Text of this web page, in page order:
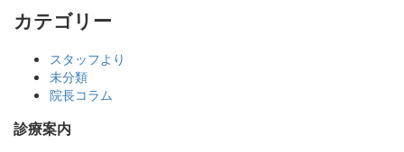
カテゴリー
スタッフより
未分類
院長コラム
診療案内